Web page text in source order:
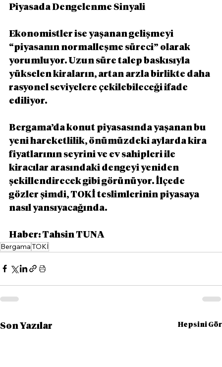
Piyasada Dengelenme Sinyali
Ekonomistler ise yaşanan gelişmeyi
“piyasanın normalleşme süreci” olarak
yorumluyor. Uzun süre talep baskısıyla
yükselen kiraların, artan arzla birlikte daha
rasyonel seviyelere çekilebileceği ifade
ediliyor.
Bergama’da konut piyasasında yaşanan bu
yeni hareketlilik, önümüzdeki aylarda kira
fiyatlarının seyrini ve ev sahipleri ile
kiracılar arasındaki dengeyi yeniden
şekillendirecek gibi görünüyor. İlçede
gözler şimdi, TOKİ teslimlerinin piyasaya
nasıl yansıyacağında.
Haber: Tahsin TUNA
BergamaTOKİ
Son Yazılar Hepsini Gör